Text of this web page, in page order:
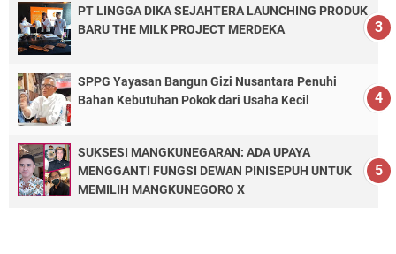
PT LINGGA DIKA SEJAHTERA LAUNCHING PRODUK
BARU THE MILK PROJECT MERDEKA
SPPG Yayasan Bangun Gizi Nusantara Penuhi
Bahan Kebutuhan Pokok dari Usaha Kecil
SUKSESI MANGKUNEGARAN: ADA UPAYA
MENGGANTI FUNGSI DEWAN PINISEPUH UNTUK
MEMILIH MANGKUNEGORO X